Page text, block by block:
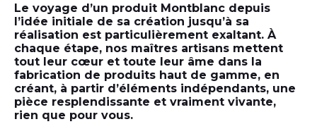
Le voyage d’un produit Montblanc depuis
l’idée initiale de sa création jusqu’à sa
réalisation est particulièrement exaltant. À
chaque étape, nos maîtres artisans mettent
tout leur cœur et toute leur âme dans la
fabrication de produits haut de gamme, en
créant, à partir d’éléments indépendants, une
pièce resplendissante et vraiment vivante,
rien que pour vous.